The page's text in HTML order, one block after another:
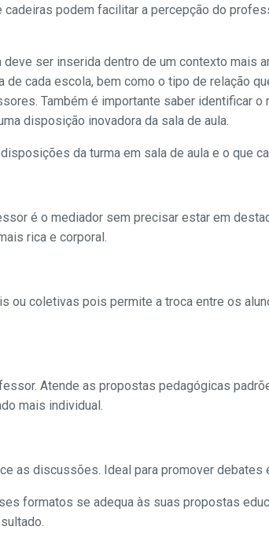
podem facilitar a percepção do
deve ser inserida dentro de um contexto mais
de cada escola, bem como o tipo de relação
Também é importante saber identificar
disposição inovadora da sala de aula.
da turma em sala de aula e o que
é o mediador sem precisar estar em
rica e corporal.
ou coletivas pois permite a troca entre os
Atende as propostas pedagógicas
mais individual.
as discussões. Ideal para promover
formatos se adequa às suas propostas